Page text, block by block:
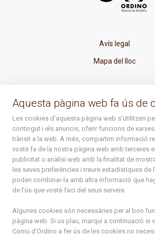
Avís legal
Mapa del lloc
atenciociutadana@ordino.ad
+376 878 100
De Dl. a Dv. : de 8 a 16h (els divendres
fins al divendres de la setmana de
Subscriu-te
Aquesta pàgina web fa ús de
Les cookies d’aquesta pàgina web s’utilitzen
contingut i els anuncis, oferir funcions de
trànsit a la web. A més, compartim informació
vostè fa de la nostra pàgina web amb terceres
publicitat o anàlisi web amb la finalitat de
les seves preferències i treure estadístiques de
poden combinar-la amb altra informació que
de l’ús que vostè faci del seus serveis.
Algunes cookies són necessàries per al bon
pàgina web. Si us plau, marqui a continuació si
Comú d'Ordino a fer ús de les cookies no